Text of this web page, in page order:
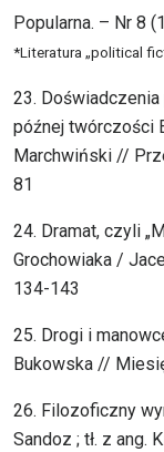
Popularna. – Nr 8
*Literatura „political
23.
późnej twórczości
Marchwiński //
81
24. Dramat, czyli
Grochowiaka /
134-143
25. Drogi i
Bukowska //
26. Filozoficzny
Sandoz ; tł. z ang.